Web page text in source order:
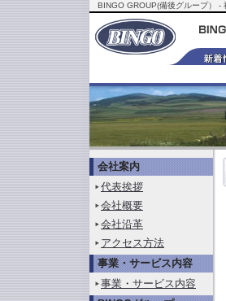
BINGO GROUP(備後グループ） -
会社案内
代表挨拶
会社概要
会社沿革
アクセス方法
事業・サービス内容
事業・サービス内容